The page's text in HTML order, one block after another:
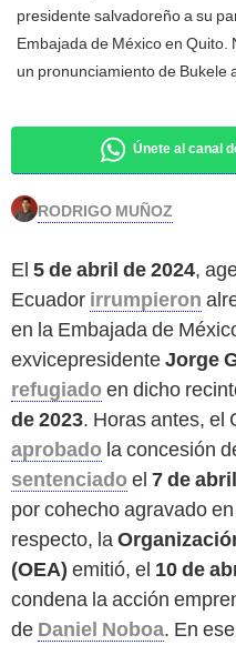
presidente salvadoreño a su
Embajada de México en Quito.
un pronunciamiento de Bukele
Únete al canal
RODRIGO MUÑOZ
El 5 de abril de 2024,
Ecuador irrumpieron
en la Embajada de
exvicepresidenteJorge
refugiadoen dicho
de 2023. Horas antes, el
aprobado la concesión
sentenciadoel 7 de
por cohecho agravado
respecto, la
(OEA) emitió, el 10 de
condena la acción
de Daniel Noboa. En